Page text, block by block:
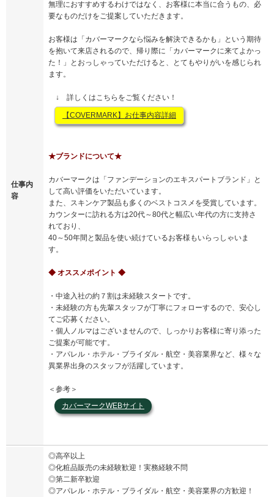
仕事内
容
無理におすすめするわけではなく、お客様に本当に合うもの、必
要なものだけをご提案していただきます。
お客様は「カバーマークなら悩みを解決できるかも」という期待
を抱いて来店されるので、帰り際に「カバーマークに来てよかっ
た！」とおっしゃっていただけると、とてもやりがいを感じられ
ます。
↓ 詳しくはこちらをご覧ください！
【COVERMARK】お仕事内容詳細
★ブランドについて★
カバーマークは「ファンデーションのエキスパートブランド」と
して高い評価をいただいています。
また、スキンケア製品も多くのベストコスメを受賞しています。
カウンターに訪れる方は20代～80代と幅広い年代の方に支持さ
れており、
40～50年間と製品を使い続けているお客様もいらっしゃいま
す。
◆ オススメポイント ◆
・中途入社の約７割は未経験スタートです。
・未経験の方も先輩スタッフが丁寧にフォローするので、安心し
てご応募ください。
・個人ノルマはございませんので、しっかりお客様に寄り添った
ご提案が可能です。
・アパレル・ホテル・ブライダル・航空・美容業界など、様々な
異業界出身のスタッフが活躍しています。
＜参考＞
カバーマークWEBサイト
◎高卒以上
◎化粧品販売の未経験歓迎！実務経験不問
◎第二新卒歓迎
◎アパレル・ホテル・ブライダル・航空・美容業界の方歓迎！